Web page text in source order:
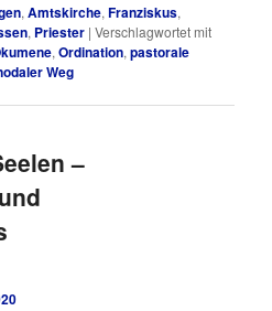
,Amtskirche,Franziskus,
, Priester |Verschlagwortet mit
,Ordination,pastorale
Weg
–